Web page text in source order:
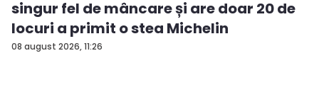
08 august 2026, 11:26
singur fel de mâncare și are doar 20 de
locuri a primit o stea Michelin